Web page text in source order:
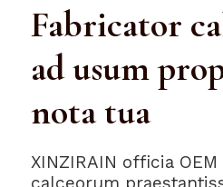
Fabricator
ad usum
nota tua
XINZIRAIN officia OEM